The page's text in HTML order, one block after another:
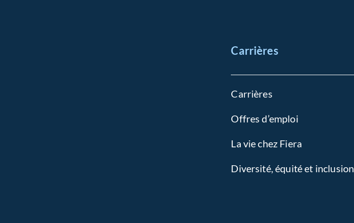
Carrières
Carrières
Offres d’emploi
La vie chez Fiera
Diversité, équité et inclusion